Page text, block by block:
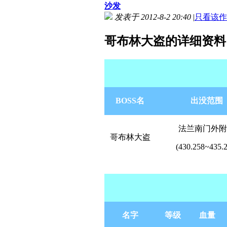
沙发
发表于 2012-8-2 20:40 |只看该
哥布林大盗的详细资料
BOSS名 出没范围
哥布林大盗
法兰南门外
名字 等级 血量